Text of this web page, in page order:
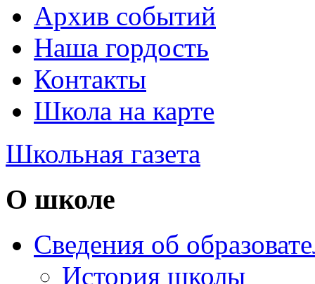
Архив событий
Наша гордость
Контакты
Школа на карте
Школьная газета
О школе
Сведения об
История школы